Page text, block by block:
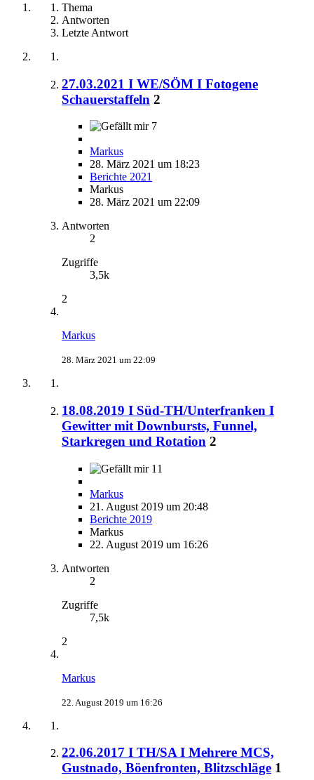
Thema
Antworten
Letzte Antwort
27.03.2021 I WE/SÖM I Fotogene
Schauerstaffeln 2
7
Markus
28. März 2021 um 18:23
Berichte 2021
Markus
28. März 2021 um 22:09
Antworten
2
Zugriffe
3,5k
2
Markus
28. März 2021 um 22:09
18.08.2019 I Süd-TH/Unterfranken I
Gewitter mit Downbursts, Funnel,
Starkregen und Rotation 2
11
Markus
21. August 2019 um 20:48
Berichte 2019
Markus
22. August 2019 um 16:26
Antworten
2
Zugriffe
7,5k
2
Markus
22. August 2019 um 16:26
22.06.2017 I TH/SA I Mehrere MCS,
Gustnado, Böenfronten, Blitzschläge 1